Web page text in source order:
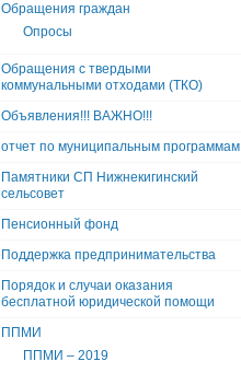
Обращения граждан
Опросы
Обращения с твердыми
коммунальными отходами (ТКО)
Объявления!!! ВАЖНО!!!
отчет по муниципальным программам
Памятники СП Нижнекигинский
сельсовет
Пенсионный фонд
Поддержка предпринимательства
Порядок и случаи оказания
бесплатной юридической помощи
ППМИ
ППМИ – 2019